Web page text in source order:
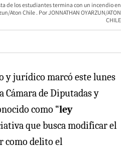
de los estudiantes termina con un incendio en
Aton Chile
JONNATHAN OYARZUN/ATON
CHILE
y jurídico marcó este lunes
Cámara de Diputadas y
como “ley
que busca modificar el
como delito el